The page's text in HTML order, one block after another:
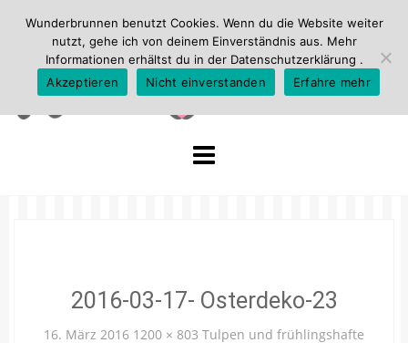
2016-03-17- Osterdeko-23
16. März 2016 1200 × 803 Tulpen und frühlingshafte
Wunderbrunnen benutzt Cookies. Wenn du die Website weiter
nutzt, gehe ich von deinem Einverständnis aus. Mehr
Informationen erhältst du in der Datenschutzerklärung .
Akzeptieren
Nicht einverstanden Erfahre mehr